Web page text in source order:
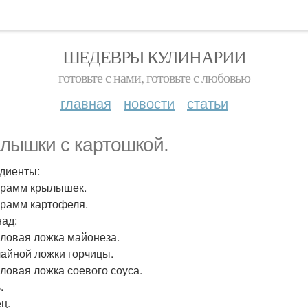
ШЕДЕВРЫ КУЛИНАРИИ
готовьте с нами, готовьте с любовью
главная новости статьи
с картошкой.
крылышек.
картофеля.
ложка майонеза.
ложки горчицы.
ложка соевого соуса.